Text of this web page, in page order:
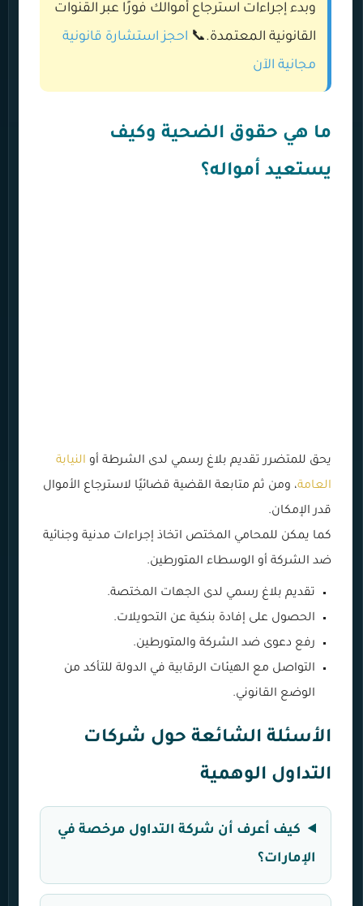
وبدء إجراءات استرجاع أموالك فورًا عبر القنوات
القانونية المعتمدة.📞 احجز استشارة قانونية
مجانية الآن
ما هي حقوق الضحية وكيف
يستعيد أمواله؟
يحق للمتضرر تقديم بلاغ رسمي لدى الشرطة أو النيابة
العامة، ومن ثم متابعة القضية قضائيًا لاسترجاع الأموال
قدر الإمكان.
كما يمكن للمحامي المختص اتخاذ إجراءات مدنية وجنائية
ضد الشركة أو الوسطاء المتورطين.
تقديم بلاغ رسمي لدى الجهات المختصة.
الحصول على إفادة بنكية عن التحويلات.
رفع دعوى ضد الشركة والمتورطين.
التواصل مع الهيئات الرقابية في الدولة للتأكد من
الوضع القانوني.
الأسئلة الشائعة حول شركات
التداول الوهمية
كيف أعرف أن شركة التداول مرخصة في
الإمارات؟